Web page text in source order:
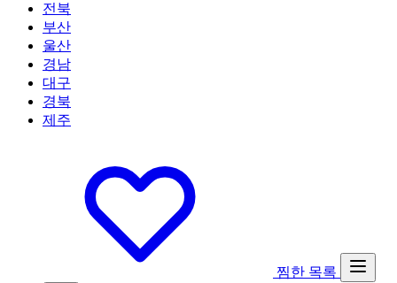
전북
부산
울산
경남
대구
경북
제주
찜한 목록